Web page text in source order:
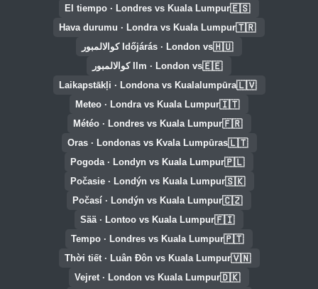
🇪🇸
El tiempo · Londres vs Kuala Lumpur
🇹🇷
Hava durumu · Londra vs Kuala Lumpur
🇭🇺Időjárás · London vs كوالالمبور
🇪🇪Ilm · London vs كوالالمبور
🇱🇻
Laikapstākļi · Londona vs Kualalumpūra
🇮🇹
Meteo · Londra vs Kuala Lumpur
🇫🇷
Météo · Londres vs Kuala Lumpur
🇱🇹
Oras · Londonas vs Kvala Lumpūras
🇵🇱
Pogoda · Londyn vs Kuala Lumpur
🇸🇰
Počasie · Londýn vs Kuala Lumpur
🇨🇿
Počasí · Londýn vs Kuala Lumpur
🇫🇮
Sää · Lontoo vs Kuala Lumpur
🇵🇹
Tempo · Londres vs Kuala Lumpur
🇻🇳
Thời tiết · Luân Đôn vs Kuala Lumpur
🇩🇰
Vejret · London vs Kuala Lumpur